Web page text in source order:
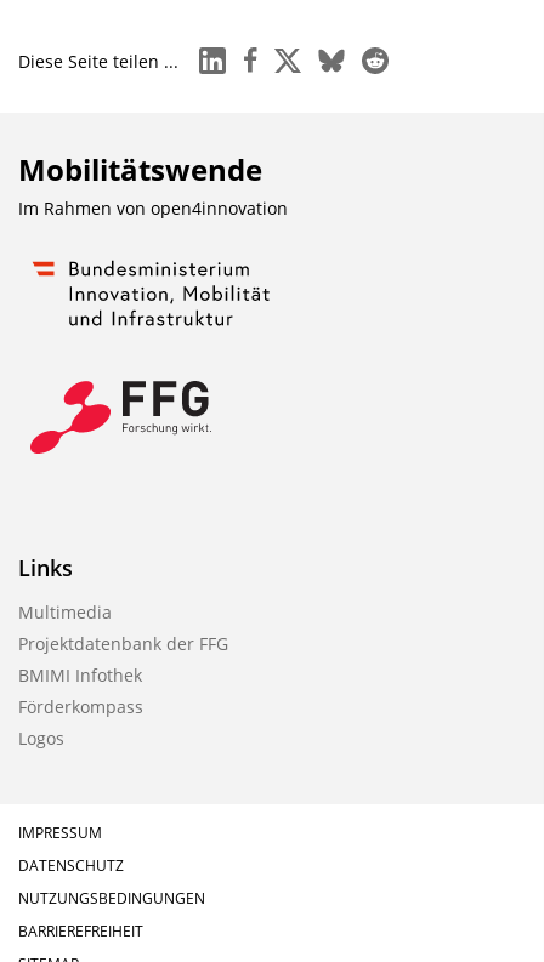
Diese Seite teilen ... linkedinfacebook
x blueskyreddit
Mobilitätswende
Im Rahmen von open4innovation
Links
Multimedia
Projektdatenbank der FFG
BMIMI Infothek
Förderkompass
Logos
IMPRESSUM
DATENSCHUTZ
NUTZUNGSBEDINGUNGEN
BARRIEREFREIHEIT